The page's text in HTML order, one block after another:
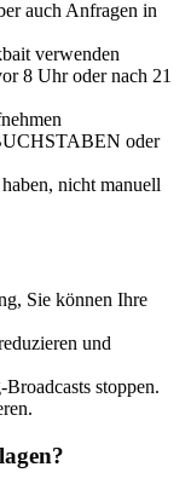
auch Anfragen in
verwenden
8 Uhr oder nach 21
oder
nicht manuell
Sie können Ihre
und
stoppen.